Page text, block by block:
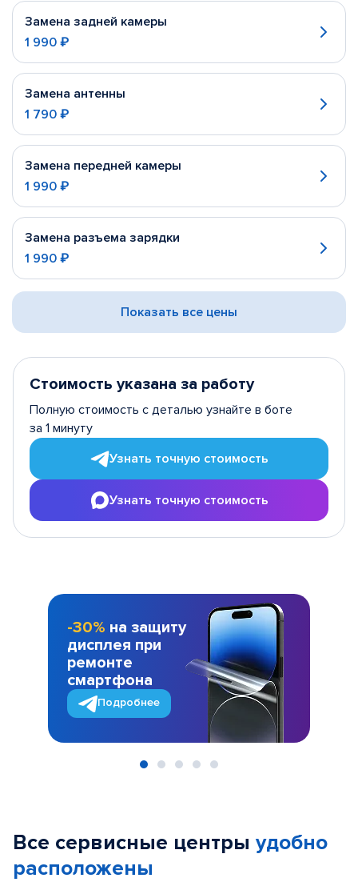
Замена задней камеры
1 990 ₽
Замена антенны
1 790 ₽
Замена передней камеры
1 990 ₽
Замена разъема зарядки
1 990 ₽
Показать все цены
Стоимость указана за работу
Полную стоимость с деталью узнайте в боте
за 1 минуту
Узнать точную стоимость
Узнать точную стоимость
-30% на защиту
дисплея при
ремонте
смартфона
Подробнее
Все сервисные центры удобно
расположены